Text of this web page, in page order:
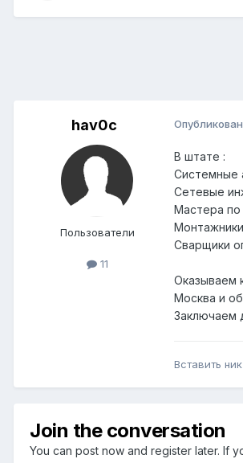
hav0c
Пользователи
11
В штате :
Системные
Сетевые
Мастера по
Монтажники
Сварщики
Оказываем
Москва и
Заключаем
Вставить ник
Join the conversation
You can post now and register later. If